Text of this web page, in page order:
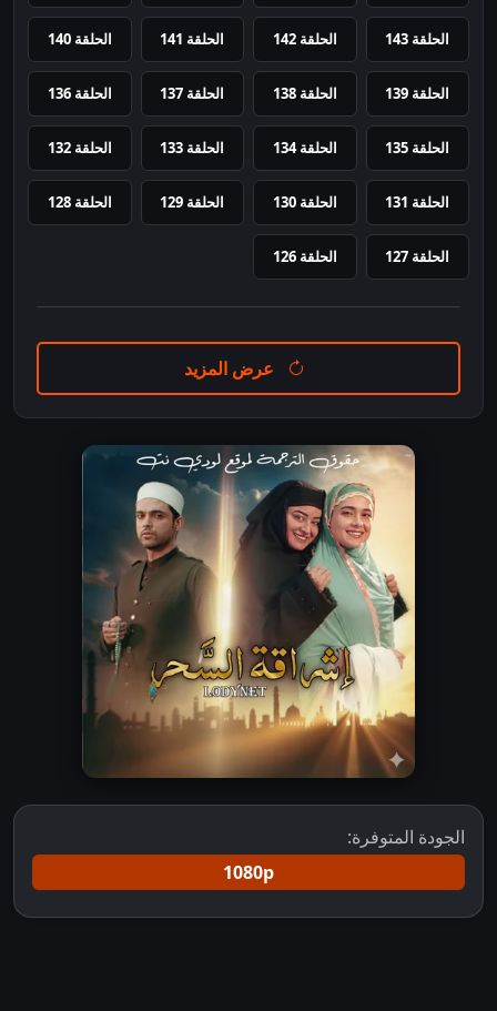
الحلقة 143 الحلقة 142 الحلقة 141 الحلقة 140
الحلقة 139 الحلقة 138 الحلقة 137 الحلقة 136
الحلقة 135 الحلقة 134 الحلقة 133 الحلقة 132
الحلقة 131 الحلقة 130 الحلقة 129 الحلقة 128
الحلقة 127 الحلقة 126
عرض المزيد
الجودة المتوفرة:
1080p